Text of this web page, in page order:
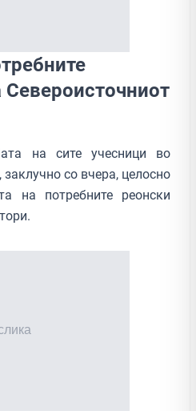
на сите учесници во
со вчера, целосно
на потребните реонски